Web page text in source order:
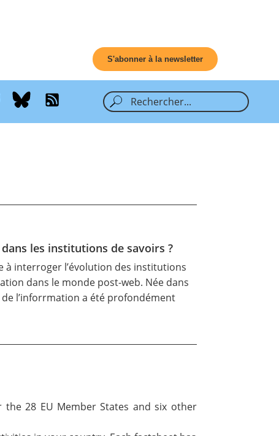
S'abonner à la newsletter
les institutions de savoirs ?
à interroger l’évolution des institutions
dans le monde post-web. Née dans
l’inforrmation a été profondément
28 EU Member States and six other